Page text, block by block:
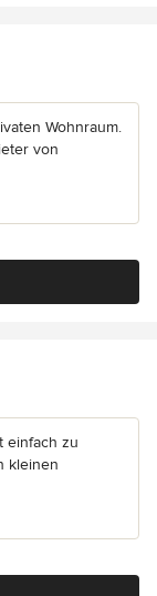
Wohnraum.
von
einfach zu
kleinen